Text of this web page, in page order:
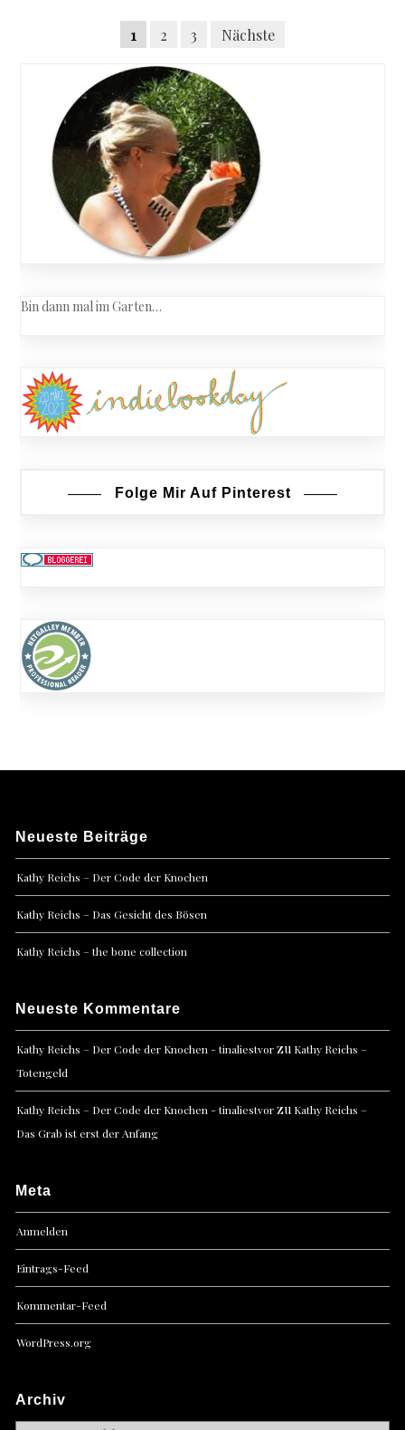
navigation
Seitennummerierung
Beiträge
1 2 3 Nächste
Bin dann mal im Garten…
Folge Mir Auf Pinterest
Neueste Beiträge
Kathy Reichs – Der Code der Knochen
Kathy Reichs – Das Gesicht des Bösen
Kathy Reichs – the bone collection
Neueste Kommentare
Kathy Reichs – Der Code der Knochen - tinaliestvorzu Kathy Reichs –
Totengeld
Kathy Reichs – Der Code der Knochen - tinaliestvorzu Kathy Reichs –
Das Grab ist erst der Anfang
Meta
Anmelden
Eintrags-Feed
Kommentar-Feed
WordPress.org
Archiv